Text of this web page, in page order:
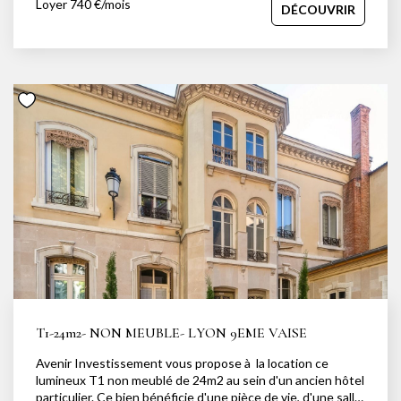
et une véranda, ainsi qu'un bureau attenant. Deux
chambres sur les quatre de la maison sont actuellement
disponibles : une chambre de 10,5 m² et une chambre de 12
provisions sur charges (eau, électricité, chauffage, fibre et
alarme), soit 740 € charges comprises par mois. Le dépôt
de garantie est de 1 200 € (location meublée). Les
honoraires d'agence s'élèvent à 568,75 €, dont 131,25 €
pour l'état des lieux. Disponibles immédiatement. Lave
linges, lave-vaisselles, réfrigérateur, micro onde, four,
canapés, chaises, tables, lits, placards aménagés. Baux
individuels, disponibilité de suite. Côté extérieur, jardin
clos, Contact : MARCEL Jocelyn 07 81 71 45 15
SENECLAUZE Clément : 06 49 26 90 85
Loyer 740 €/mois
DÉCOUVRIR
T1-24m2- NON MEUBLE- LYON 9EME VAISE
Avenir Investissement vous propose à la location ce
lumineux T1 non meublé de 24m2 au sein d'un ancien hôtel
particulier. Ce bien bénéficie d'une pièce de vie, d'une salle